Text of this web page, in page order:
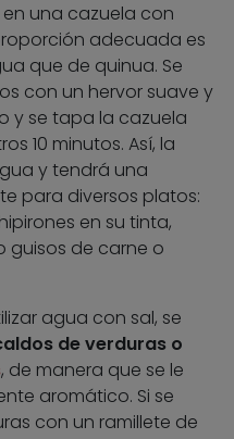
en una cazuela con
adecuada es
que de quinua. Se
con un hervor suave y
y se tapa la cazuela
10 minutos. Así, la
y tendrá una
para diversos platos:
en su tinta,
guisos de carne o
agua con sal, se
de verduras o
, de manera que se le
aromático. Si se
con un ramillete de